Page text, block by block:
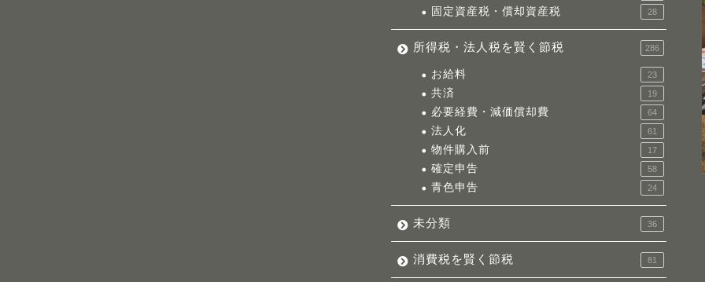
固定資産税・償却資産税 28
所得税・法人税を賢く節税 286
お給料 23
共済 19
必要経費・減価償却費 64
法人化 61
物件購入前 17
確定申告 58
青色申告 24
未分類 36
消費税を賢く節税 81